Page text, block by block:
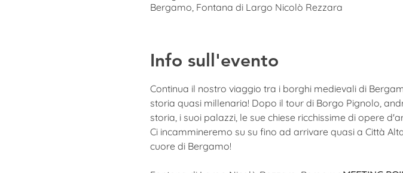
Bergamo, Fontana di Largo Nicolò Rezzara
Info sull'evento
Continua il nostro viaggio tra i borghi medievali di
storia quasi millenaria! Dopo il tour di Borgo Pignolo,
storia, i suoi palazzi, le sue chiese ricchissime di opere
Ci incammineremo su su fino ad arrivare quasi a Città
cuore di Bergamo!